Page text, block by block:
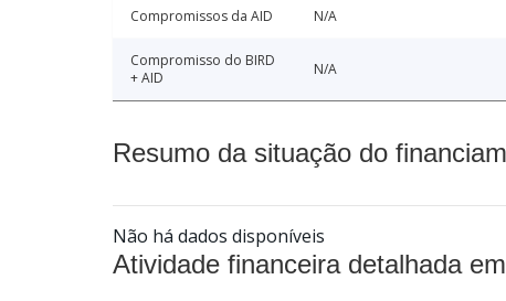
Compromissos da AID N/A
Compromisso do BIRD
+ AID
N/A
Resumo da situação do
Não há dados disponíveis
Atividade financeira detalhada